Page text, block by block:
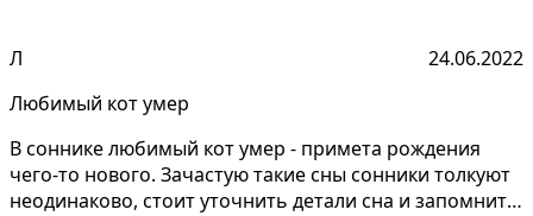
Л
24.06.2022
Любимый кот умер
В соннике любимый кот умер - примета рождения
чего-то нового. Зачастую такие сны сонники толкуют
неодинаково, стоит уточнить детали сна и запомнить